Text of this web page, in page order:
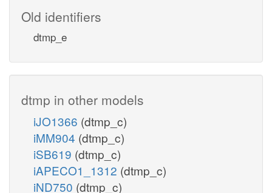
Old identifiers
dtmp_e
dtmp in other models
iJO1366 (dtmp_c)
iMM904 (dtmp_c)
iSB619 (dtmp_c)
iAPECO1_1312 (dtmp_c)
iND750 (dtmp_c)